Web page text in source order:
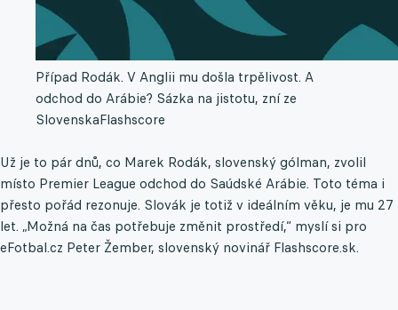
Případ Rodák. V Anglii mu došla trpělivost. A
odchod do Arábie? Sázka na jistotu, zní ze
SlovenskaFlashscore
Už je to pár dnů, co Marek Rodák, slovenský gólman, zvolil
místo Premier League odchod do Saúdské Arábie. Toto téma i
přesto pořád rezonuje. Slovák je totiž v ideálním věku, je mu 27
let. „Možná na čas potřebuje změnit prostředí,“ myslí si pro
eFotbal.cz Peter Žember, slovenský novinář Flashscore.sk.